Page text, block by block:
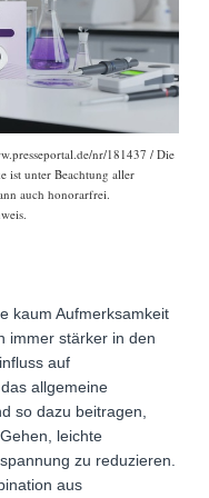
nr/181437 / Die
ist unter Beachtung aller
auch honorarfrei.
kaum Aufmerksamkeit
immer stärker in den
auf
allgemeine
so dazu beitragen,
leichte
zu reduzieren.
aus